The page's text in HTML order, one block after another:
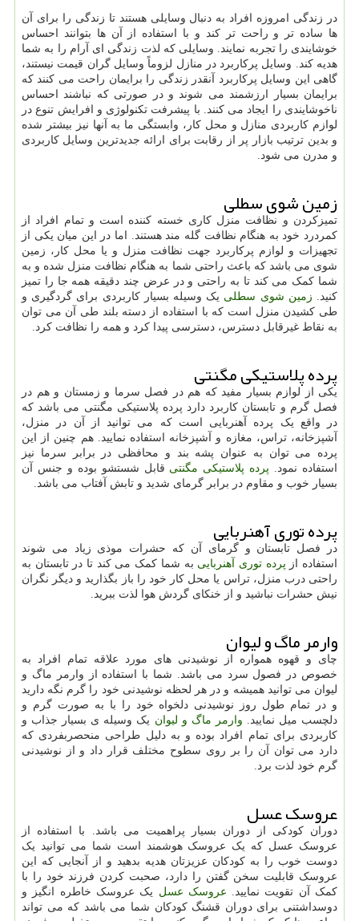
در زندگی امروزه افراد به دنبال وسایلی هستند تا زندگی را برای آن
ها ساده تر و راحت تر کند و با استفاده از آن ها بتوانند احساس
خوشایندی را تجربه نمایند. وسایلی که لذت زندگی ای آرام را به شما
هدیه کند. وسایل پرکاربرد در منازل لزوماً وسایل گران قیمت نیستند،
گاهی این وسایل پرکاربرد آنقدر زندگی را برایمان راحت می کنند که
برایمان بسیار ارزشمند می شوند و در صورتی که نباشند احساس
ناخوشایندی را ایجاد می کنند. با پیشرفت تکنولوژی و افرایش تنوع در
لوازم کاربردی منازل و محل کار، وابستگی ما به آنها نیز بیشتر شده
و بدین ترتیب بازار پر از رقابت برای ارائه جدیدترین وسایل کاربردی
و مدرن می شود.
زمین شوی سطلی
تمیزکردن و نظافت منزل کاری خسته کننده است و تمام افراد از
کمردرد خود به هنگام نظافت گله مند هستند. اما در این میان یکی از
تجهیزات و لوازم پرکاربرد جهت نظافت منزل و یا محل کار، زمین
شوی می باشد که باعث راحتی شما به هنگام نظافت منزل شده و به
شما کمک می کند تا به راحتی و در عرض چند دقیقه همه جا را تمیز
کنید. زمین شوی سطلی یک وسیله بسیار کاربردی برای گردگیری و
طی کشیدن منزل است که با استفاده از دسته بلند طی آن می توان
به نقاط غیرقابل دسترس، دسترسی پیدا کرد و همه را نظافت کرد.
پرده پلاستیکی مگنتی
یکی از لوازم بسیار مفید که هم در فصل سرما و زمستان و هم در
فصل گرم و تابستان کاربرد دارد پرده پلاستیکی مگنتی می باشد که
در واقع یک پرده آهنربایی است که می توانید از آن در منزل،
آشپزخانه، تراس، مغازه و آشپزخانه استفاده نمایید. هم چنین از این
پرده می توان به عنوان پشه بند و محافظی در برابر سرما نیز
استفاده نمود. پرده پلاستیکی مگنتی قابل شستشو بوده و جنس آن
بسیار خوب و مقاوم در برابر گرمای شدید و تابش آفتاب می باشد.
پرده توری آهنربایی
در فصل تابستان و گرمای آن که حشرات موذی زیاد می شوند
استفاده از پرده توری آهنربایی به شما کمک می کند تا در تابستان به
راحتی درب منزل، تراس یا محل کار خود را باز بگذارید و دیگر نگران
نیش حشرات نباشید و از خنکای گردش هوا لذت ببرید.
وارمر ماگ و لیوان
چای و قهوه همواره از نوشیدنی های مورد علاقه تمام افراد به
خصوص در فصول سرد می باشد. شما با استفاده از وارمر ماگ و
لیوان می توانید همیشه و در هر لحظه نوشیدنی خود را گرم نگه دارید
و در تمام طول روز نوشیدنی دلخواه خود را با به صورت گرم و
دلچسب میل نمایید. وارمر ماگ و لیوان یک وسیله ی بسیار جذاب و
کاربردی برای تمام افراد بوده و به دلیل طراحی منحصربفردی که
دارد می توان آن را بر روی سطوح مختلف قرار داد و از نوشیدنی
گرم خود لذت برد.
عروسک عسل
دوران کودکی از دوران بسیار پراهمیت می باشد. با استفاده از
عروسک عسل که یک عروسک هوشمند است شما می توانید یک
دوست خوب را به کودکان عزیزتان هدیه بدهید و از آنجایی که این
عروسک قابلیت سخن گفتن را دارد، صحبت کردن فرزند خود را با
کمک آن تقویت نمایید. عروسک عسل یک عروسک خاطره انگیز و
دوسداشتنی برای دوران قشنگ کودکان شما می باشد که می تواند